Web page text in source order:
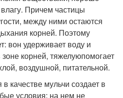
Причем частицы
между ними остаются
корней. Поэтому
вон удерживает воду и
корней, тяжелуюпомогает
воздушной, питательной.
качестве мульчи создает в
условия: на нем не